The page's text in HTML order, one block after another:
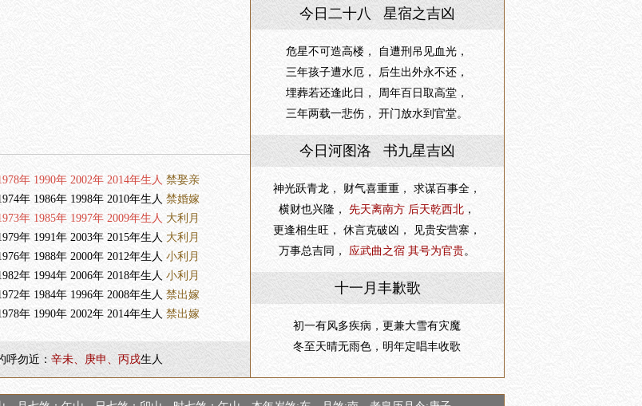
年 1990年 2002年 2014年生人 禁娶亲
年 1986年 1998年 2010年生人 禁婚嫁
年 1985年 1997年 2009年生人 大利月
年 1991年 2003年 2015年生人 大利月
年 1988年 2000年 2012年生人 小利月
年 1994年 2006年 2018年生人 小利月
年 1984年 1996年 2008年生人 禁出嫁
年 1990年 2002年 2014年生人 禁出嫁
勿近： 辛未、庚申、丙戌生人
今日二十八 星宿之吉凶
危星不可造高楼， 自遭刑吊见血光，
三年孩子遭水厄， 后生出外永不还，
埋葬若还逢此日， 周年百日取高堂，
三年两载一悲伤， 开门放水到官堂。
今日河图洛 书九星吉凶
神光跃青龙， 财气喜重重， 求谋百事全，
横财也兴隆，先天离南方 后天乾西北 ，
更逢相生旺， 休言克破凶， 见贵安营寨，
万事总吉同，应武曲之宿 其号为官贵。
十一月丰歉歌
初一有风多疾病，更兼大雪有灾魔
冬至天晴无雨色，明年定唱丰收歌